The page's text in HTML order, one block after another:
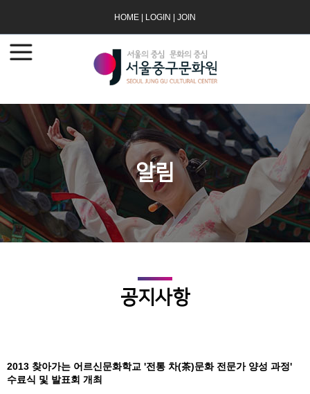
HOME LOGIN JOIN
알림
공지사항
2013 찾아가는 어르신문화학교 '전통 차(茶)문화 전문가 양성 과정'
수료식 및 발표회 개최